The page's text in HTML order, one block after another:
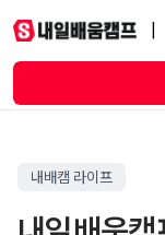
내배캠 라이프